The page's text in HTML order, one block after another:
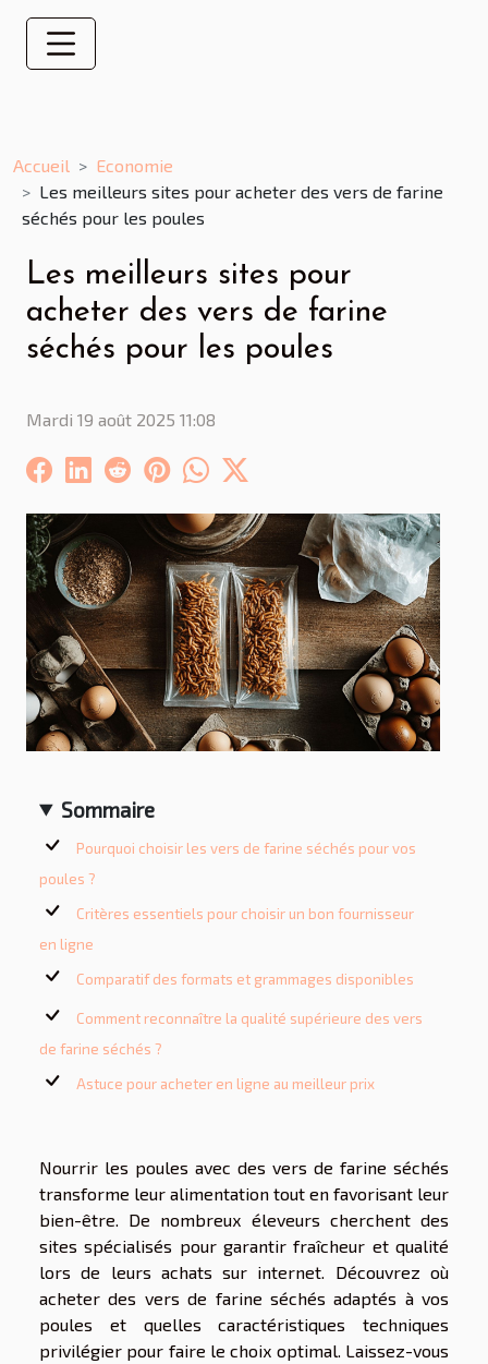
Accueil
Economie
Les meilleurs sites pour acheter des vers de farine
séchés pour les poules
Les meilleurs sites pour
acheter des vers de farine
séchés pour les poules
Mardi 19 août 2025 11:08
Sommaire
Pourquoi choisir les vers de farine séchés pour vos
poules ?
Critères essentiels pour choisir un bon fournisseur
en ligne
Comparatif des formats et grammages disponibles
Comment reconnaître la qualité supérieure des vers
de farine séchés ?
Astuce pour acheter en ligne au meilleur prix
Nourrir les poules avec des vers de farine séchés
transforme leur alimentation tout en favorisant leur
bien-être. De nombreux éleveurs cherchent des
sites spécialisés pour garantir fraîcheur et qualité
lors de leurs achats sur internet. Découvrez où
acheter des vers de farine séchés adaptés à vos
poules et quelles caractéristiques techniques
privilégier pour faire le choix optimal. Laissez-vous